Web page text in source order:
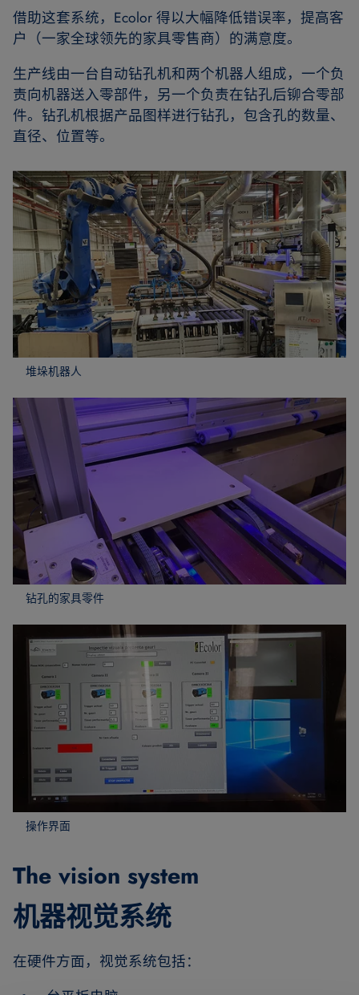
借助这套系统，Ecolor 得以大幅降低错误率，提高客
户（一家全球领先的家具零售商）的满意度。
生产线由一台自动钻孔机和两个机器人组成，一个负
责向机器送入零部件，另一个负责在钻孔后铆合零部
件。钻孔机根据产品图样进行钻孔，包含孔的数量、
直径、位置等。
堆垛机器人
钻孔的家具零件
操作界面
The vision system
机器视觉系统
在硬件方面，视觉系统包括：